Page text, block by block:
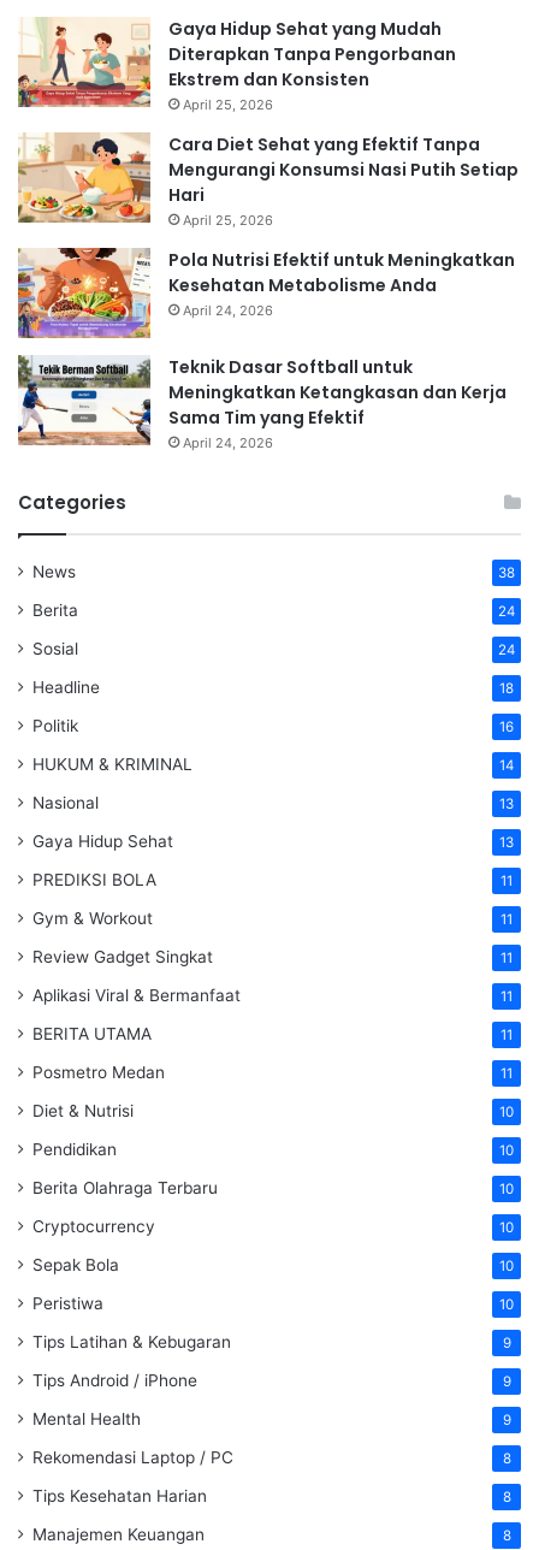
Gaya Hidup Sehat yang Mudah
Diterapkan Tanpa Pengorbanan
Ekstrem dan Konsisten
April 25, 2026
Cara Diet Sehat yang Efektif Tanpa
Mengurangi Konsumsi Nasi Putih Setiap
Hari
April 25, 2026
Pola Nutrisi Efektif untuk Meningkatkan
Kesehatan Metabolisme Anda
April 24, 2026
Teknik Dasar Softball untuk
Meningkatkan Ketangkasan dan Kerja
Sama Tim yang Efektif
April 24, 2026
Categories
News 38
Berita 24
Sosial 24
Headline 18
Politik 16
HUKUM & KRIMINAL 14
Nasional 13
Gaya Hidup Sehat 13
PREDIKSI BOLA 11
Gym & Workout 11
Review Gadget Singkat 11
Aplikasi Viral & Bermanfaat 11
BERITA UTAMA 11
Posmetro Medan 11
Diet & Nutrisi 10
Pendidikan 10
Berita Olahraga Terbaru 10
Cryptocurrency 10
Sepak Bola 10
Peristiwa 10
Tips Latihan & Kebugaran 9
Tips Android / iPhone 9
Mental Health 9
Rekomendasi Laptop / PC 8
Tips Kesehatan Harian 8
Manajemen Keuangan 8